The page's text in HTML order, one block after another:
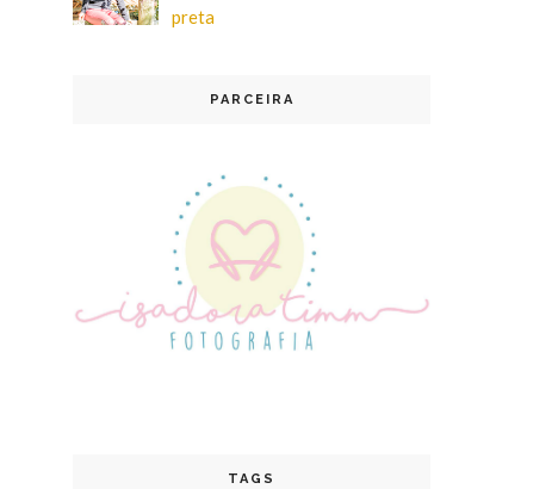
preta
PARCEIRA
TAGS